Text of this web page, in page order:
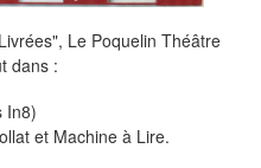
Le Poquelin Théâtre
dans :
In8)
et Machine à Lire.